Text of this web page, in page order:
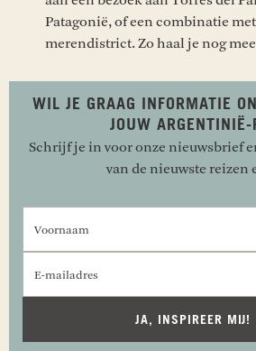
Patagonië, of een combinatie
merendistrict. Zo haal je nog
WIL JE GRAAG INFORMATIE
JOUW ARGENTINIË-
Schrijf je in voor onze nieuwsbrief
van de nieuwste reizen
JA, INSPIREER MIJ!